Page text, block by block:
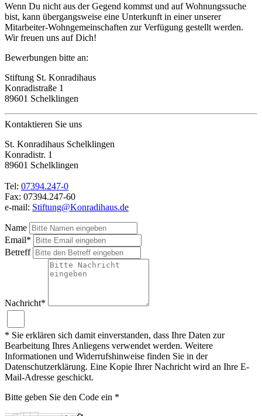
Wenn Du nicht aus der Gegend kommst und auf Wohnungssuche
bist, kann übergangsweise eine Unterkunft in einer unserer
Mitarbeiter-Wohngemeinschaften zur Verfügung gestellt werden.
Wir freuen uns auf Dich!
Bewerbungen bitte an:
Stiftung St. Konradihaus
Konradistraße 1
89601 Schelklingen
Kontaktieren Sie uns
St. Konradihaus Schelklingen
Konradistr. 1
89601 Schelklingen
Tel: 07394.247-0
Fax: 07394.247-60
e-mail: Stiftung@Konradihaus.de
Name
Email*
Betreff
Nachricht*
* Sie erklären sich damit einverstanden, dass Ihre Daten zur
Bearbeitung Ihres Anliegens verwendet werden. Weitere
Informationen und Widerrufshinweise finden Sie in der
Datenschutzerklärung. Eine Kopie Ihrer Nachricht wird an Ihre E-
Mail-Adresse geschickt.
Bitte geben Sie den Code ein *